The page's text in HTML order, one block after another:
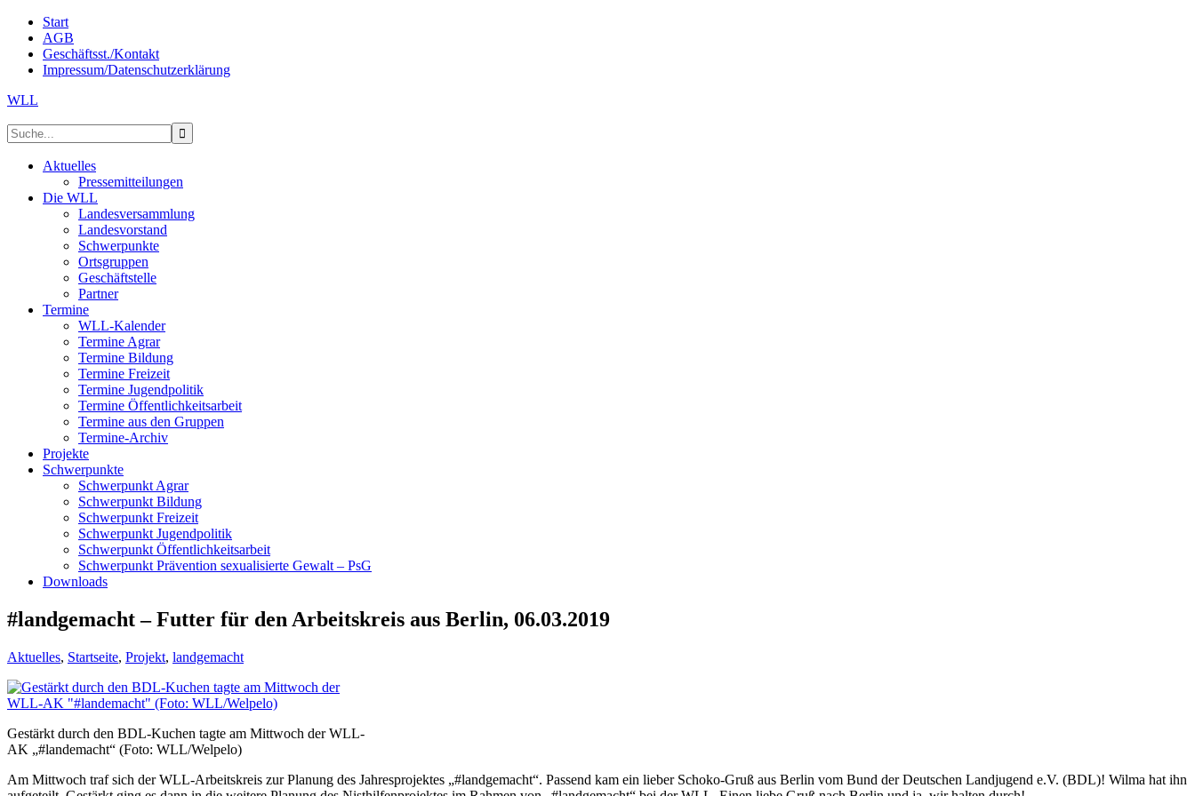
Start
AGB
Geschäftsst./Kontakt
Impressum/Datenschutzerklärung
WLL
Aktuelles
Pressemitteilungen
Die WLL
Landesversammlung
Landesvorstand
Schwerpunkte
Ortsgruppen
Geschäftstelle
Partner
Termine
WLL-Kalender
Termine Agrar
Termine Bildung
Termine Freizeit
Termine Jugendpolitik
Termine Öffentlichkeitsarbeit
Termine aus den Gruppen
Termine-Archiv
Projekte
Schwerpunkte
Schwerpunkt Agrar
Schwerpunkt Bildung
Schwerpunkt Freizeit
Schwerpunkt Jugendpolitik
Schwerpunkt Öffentlichkeitsarbeit
Schwerpunkt Prävention sexualisierte Gewalt – PsG
Downloads
#landgemacht – Futter für den Arbeitskreis aus Berlin, 06.03.2019
Aktuelles, Startseite, Projekt, landgemacht
Gestärkt durch den BDL-Kuchen tagte am Mittwoch der WLL-
AK „#landemacht“ (Foto: WLL/Welpelo)
Am Mittwoch traf sich der WLL-Arbeitskreis zur Planung des Jahresprojektes „#landgemacht“. Passend kam ein lieber Schoko-Gruß aus Berlin vom Bund der Deutschen Landjugend e.V. (BDL)! Wilma hat ihn